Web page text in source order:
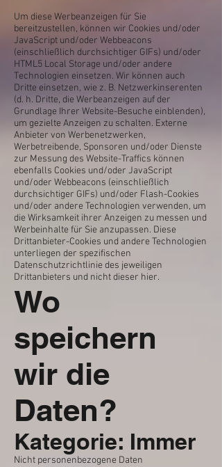
Um diese Werbeanzeigen für Sie
bereitzustellen, können wir Cookies und/oder
JavaScript und/oder Webbeacons
(einschließlich durchsichtiger GIFs) und/oder
HTML5 Local Storage und/oder andere
Technologien einsetzen. Wir können auch
Dritte einsetzen, wie z. B. Netzwerkinserenten
(d. h. Dritte, die Werbeanzeigen auf der
Grundlage Ihrer Website-Besuche einblenden),
um gezielte Anzeigen zu schalten. Externe
Anbieter von Werbenetzwerken,
Werbetreibende, Sponsoren und/oder Dienste
zur Messung des Website-Traffics können
ebenfalls Cookies und/oder JavaScript
und/oder Webbeacons (einschließlich
durchsichtiger GIFs) und/oder Flash-Cookies
und/oder andere Technologien verwenden, um
die Wirksamkeit ihrer Anzeigen zu messen und
Werbeinhalte für Sie anzupassen. Diese
Drittanbieter-Cookies und andere Technologien
unterliegen der spezifischen
Datenschutzrichtlinie des jeweiligen
Drittanbieters und nicht dieser hier.
Wo
speichern
wir die
Daten?
Kategorie: Immer
Nicht personenbezogene Daten